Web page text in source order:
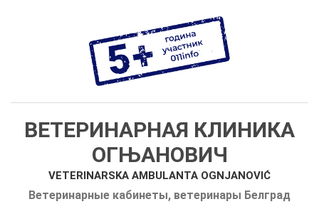
ВЕТЕРИНАРНАЯ КЛИНИКА
ОГЊАНОВИЧ
VETERINARSKA AMBULANTA OGNJANOVIĆ
Ветеринарные кабинеты, ветеринары Белград